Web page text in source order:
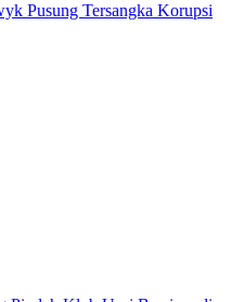
Pusung Tersangka Korupsi